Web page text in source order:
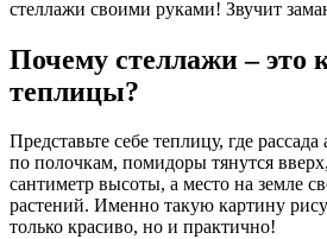
стеллажи своими руками! Звучит
Почему стеллажи – это
теплицы?
Представьте себе теплицу, где
по полочкам, помидоры тянутся
сантиметр высоты, а место на земле
растений. Именно такую картину
только красиво, но и практично!